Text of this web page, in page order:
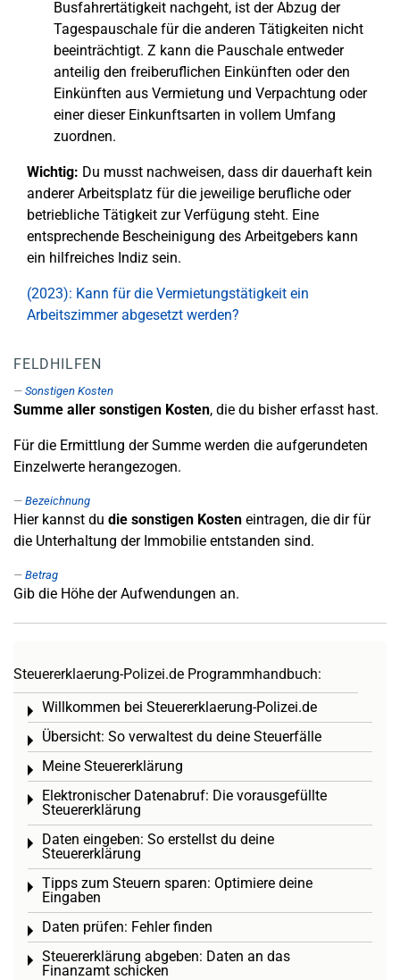
Busfahrertätigkeit nachgeht, ist der Abzug der
Tagespauschale für die anderen Tätigkeiten nicht
beeinträchtigt. Z kann die Pauschale entweder
anteilig den freiberuflichen Einkünften oder den
Einkünften aus Vermietung und Verpachtung oder
einer dieser Einkunftsarten in vollem Umfang
zuordnen.
Wichtig: Du musst nachweisen, dass dir dauerhaft kein
anderer Arbeitsplatz für die jeweilige berufliche oder
betriebliche Tätigkeit zur Verfügung steht. Eine
entsprechende Bescheinigung des Arbeitgebers kann
ein hilfreiches Indiz sein.
(2023): Kann für die Vermietungstätigkeit ein
Arbeitszimmer abgesetzt werden?
FELDHILFEN
Sonstigen Kosten
Summe aller sonstigen Kosten, die du bisher erfasst hast.
Für die Ermittlung der Summe werden die aufgerundeten
Einzelwerte herangezogen.
Bezeichnung
Hier kannst du die sonstigen Kosten eintragen, die dir für
die Unterhaltung der Immobilie entstanden sind.
Betrag
Gib die Höhe der Aufwendungen an.
Steuererklaerung-Polizei.de Programmhandbuch:
Willkommen bei Steuererklaerung-Polizei.de
Toggle menu
Übersicht: So verwaltest du deine Steuerfälle
Toggle menu
Meine Steuererklärung
Toggle menu
Elektronischer Datenabruf: Die vorausgefüllte
Steuererklärung
Toggle menu
Daten eingeben: So erstellst du deine
Steuererklärung
Toggle menu
Tipps zum Steuern sparen: Optimiere deine
Eingaben
Toggle menu
Daten prüfen: Fehler finden
Toggle menu
Steuererklärung abgeben: Daten an das
Finanzamt schicken
Toggle menu